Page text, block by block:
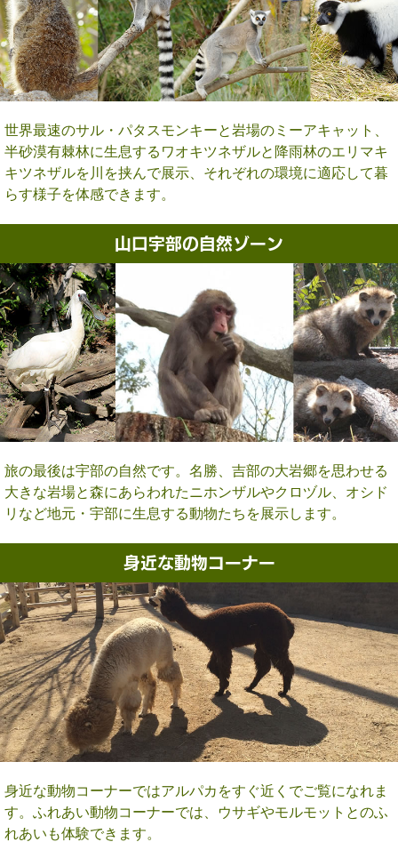
世界最速のサル・パタスモンキーと岩場のミーアキャット、
半砂漠有棘林に生息するワオキツネザルと降雨林のエリマキ
キツネザルを川を挟んで展示、それぞれの環境に適応して暮
らす様子を体感できます。
山口宇部の自然ゾーン
旅の最後は宇部の自然です。名勝、吉部の大岩郷を思わせる
大きな岩場と森にあらわれたニホンザルやクロヅル、オシド
リなど地元・宇部に生息する動物たちを展示します。
身近な動物コーナー
身近な動物コーナーではアルパカをすぐ近くでご覧になれま
す。ふれあい動物コーナーでは、ウサギやモルモットとのふ
れあいも体験できます。